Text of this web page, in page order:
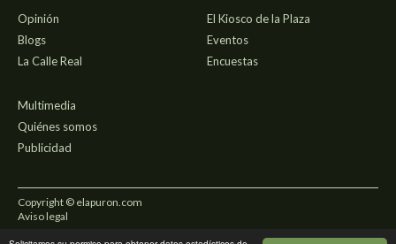
Opinión
Blogs
La Calle Real
El Kiosco de la Plaza
Eventos
Encuestas
Multimedia
Quiénes somos
Publicidad
Copyright © elapuron.com
Aviso legal